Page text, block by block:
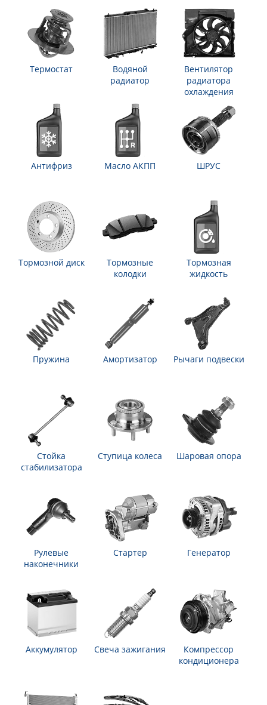
Термостат
Водяной
радиатор
Вентилятор
радиатора
охлаждения
Антифриз Масло АКПП ШРУС
Тормозной диск
Тормозные
колодки
Тормозная
жидкость
Пружина Амортизатор Рычаги подвески
Стойка
стабилизатора
Ступица колеса Шаровая опора
Рулевые
наконечники
Стартер Генератор
Аккумулятор Свеча зажигания
Компрессор
кондиционера